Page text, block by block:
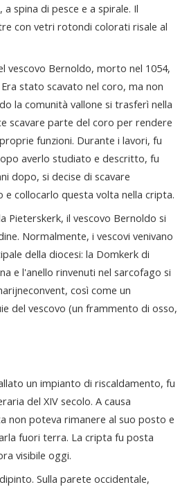
spina di pesce e a spirale. Il
con vetri rotondi colorati risale al
vescovo Bernoldo, morto nel 1054,
stato scavato nel coro, ma non
la comunità vallone si trasferì nella
scavare parte del coro per rendere
funzioni. Durante i lavori, fu
averlo studiato e descritto, fu
dopo, si decise di scavare
e collocarlo questa volta nella cripta.
Pieterskerk, il vescovo Bernoldo si
Normalmente, i vescovi venivano
della diocesi: la Domkerk di
e l'anello rinvenuti nel sarcofago si
così come un
del vescovo (un frammento di osso,
un impianto di riscaldamento, fu
del XIV secolo. A causa
non poteva rimanere al suo posto e
fuori terra. La cripta fu posta
visibile oggi.
Sulla parete occidentale,